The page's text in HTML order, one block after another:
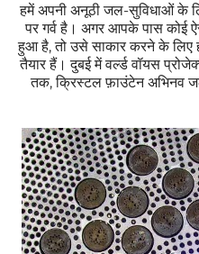
हमें अपनी अनूठी जल-सुविधाओं के
पर गर्व है। अगर आपके पास कोई
हुआ है, तो उसे साकार करने के
तैयार हैं। दुबई में वर्ल्ड वॉयस
तक, क्रिस्टल फ़ाउंटेन अभिनव